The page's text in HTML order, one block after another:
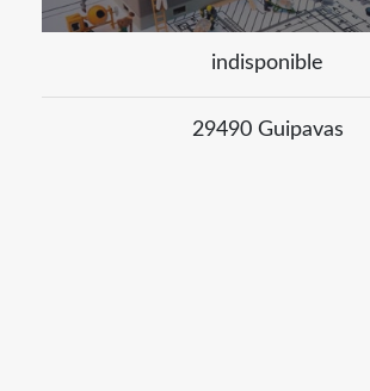
indisponible
29490 Guipavas